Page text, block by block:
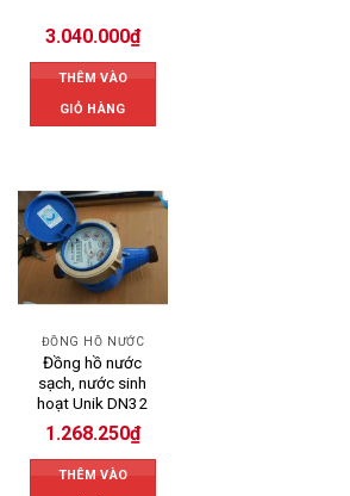
3.040.000₫
THÊM VÀO
GIỎ HÀNG
ĐỒNG HỒ NƯỚC
Đồng hồ nước
sạch, nước sinh
hoạt Unik DN32
1.268.250₫
THÊM VÀO